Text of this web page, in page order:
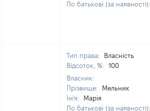
По батькові (за наявності):
Тип права:
Власність
Відсоток, %:
100
Власник:
Прізвище:
Мельник
Ім'я:
Марія
По батькові (за наявності):